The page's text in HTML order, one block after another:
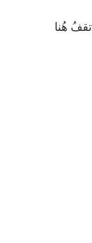
هُنا